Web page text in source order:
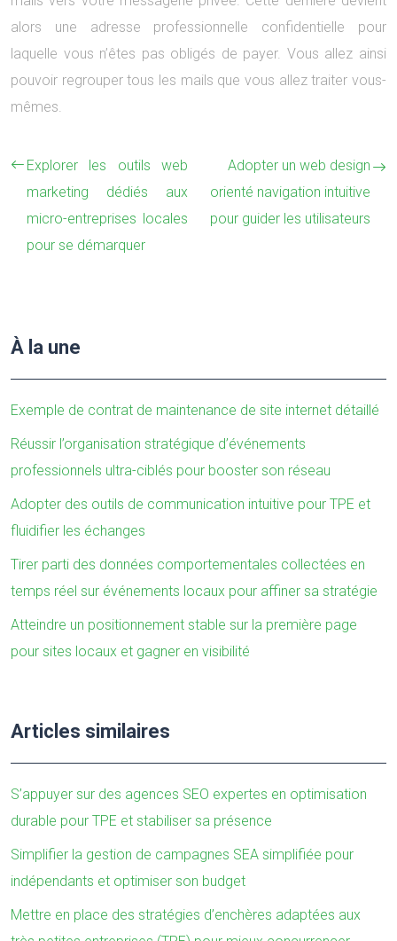
alors une adresse professionnelle confidentielle pour
laquelle vous n’êtes pas obligés de payer. Vous allez ainsi
pouvoir regrouper tous les mails que vous allez traiter vous-
mêmes.
Explorer les outils web
marketing dédiés aux
micro-entreprises locales
pour se démarquer
Adopter un web design
orienté navigation intuitive
pour guider les utilisateurs
À la une
Exemple de contrat de maintenance de site internet détaillé
Réussir l’organisation stratégique d’événements
professionnels ultra-ciblés pour booster son réseau
Adopter des outils de communication intuitive pour TPE et
fluidifier les échanges
Tirer parti des données comportementales collectées en
temps réel sur événements locaux pour affiner sa stratégie
Atteindre un positionnement stable sur la première page
pour sites locaux et gagner en visibilité
Articles similaires
S’appuyer sur des agences SEO expertes en optimisation
durable pour TPE et stabiliser sa présence
Simplifier la gestion de campagnes SEA simplifiée pour
indépendants et optimiser son budget
Mettre en place des stratégies d’enchères adaptées aux